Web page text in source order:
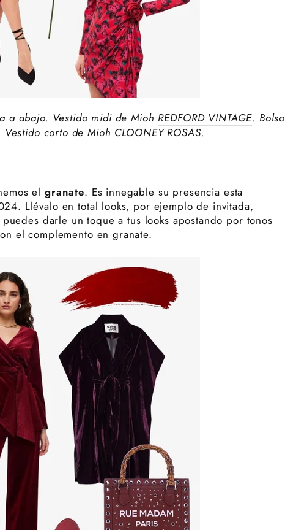
a abajo. Vestido midi de Mioh REDFORD VINTAGE. Bolso
Vestido corto de Mioh CLOONEY ROSAS.
elgranate. Es innegable su presencia esta
Llévalo en total looks, por ejemplo de invitada,
darle un toque a tus looks apostando por tonos
el complemento en granate.